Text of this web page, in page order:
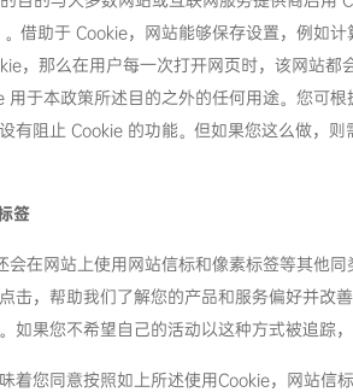
。借助于 Cookie，网站能够保存设置，例
，那么在用户每一次打开网页时，该网站
用于本政策所述目的之外的任何用途。您可
有阻止 Cookie 的功能。但如果您这么做，
签
会在网站上使用网站信标和像素标签等其他
击，帮助我们了解您的产品和服务偏好并改
如果您不希望自己的活动以这种方式被追踪
着您同意按照如上所述使用Cookie，网站信